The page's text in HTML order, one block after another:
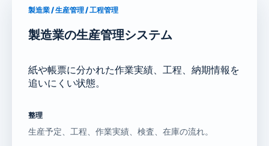
製造業 / 生産管理 / 工程管理
製造業の生産管理システム
紙や帳票に分かれた作業実績、工程、納期情報を
追いにくい状態。
整理
生産予定、工程、作業実績、検査、在庫の流れ。